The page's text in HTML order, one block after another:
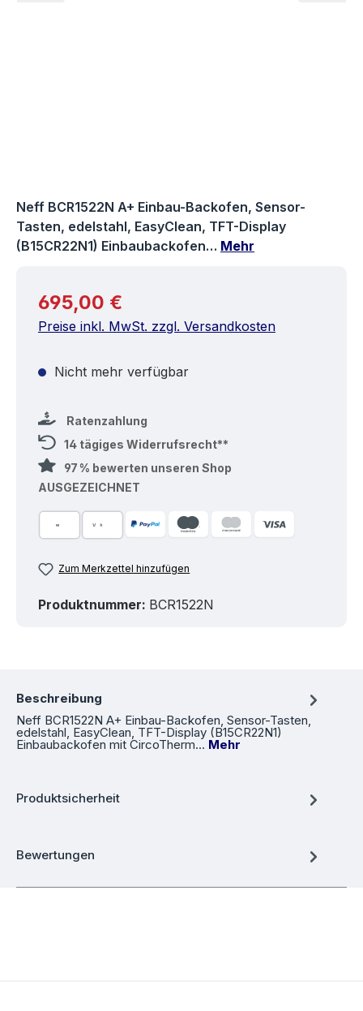
Neff BCR1522N A+ Einbau-Backofen, Sensor-
Tasten, edelstahl, EasyClean, TFT-Display
(B15CR22N1) Einbaubackofen… Mehr
Regulärer Preis:
695,00 €
Preise inkl. MwSt. zzgl. Versandkosten
Nicht mehr verfügbar
Ratenzahlung
14 tägiges Widerrufsrecht**
97 % bewerten unseren Shop
AUSGEZEICHNET
Zum Merkzettel hinzufügen
Produktnummer: BCR1522N
Beschreibung
Neff BCR1522N A+ Einbau-Backofen, Sensor-Tasten,
edelstahl, EasyClean, TFT-Display (B15CR22N1)
Einbaubackofen mit CircoTherm… Mehr
Produktsicherheit
Bewertungen